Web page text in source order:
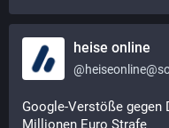
heise online
@
Google-Verstöße gegen
Millionen Euro Strafe